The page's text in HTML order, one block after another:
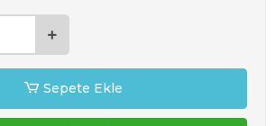
Sepete Ekle